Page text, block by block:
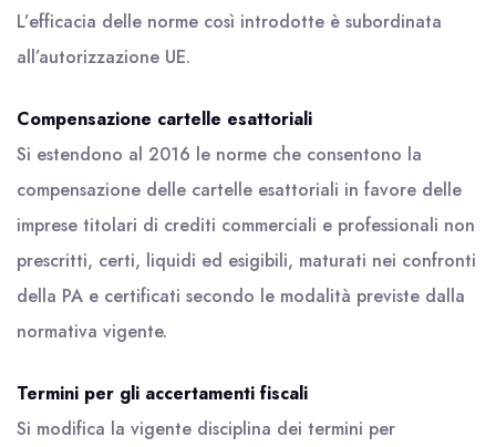
L’efficacia delle norme così introdotte è subordinata
all’autorizzazione UE.
Compensazione cartelle esattoriali
Si estendono al 2016 le norme che consentono la
compensazione delle cartelle esattoriali in favore delle
imprese titolari di crediti commerciali e professionali non
prescritti, certi, liquidi ed esigibili, maturati nei confronti
della PA e certificati secondo le modalità previste dalla
normativa vigente.
Termini per gli accertamenti fiscali
Si modifica la vigente disciplina dei termini per